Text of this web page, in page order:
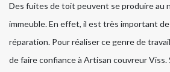
Des fuites de toit peuvent se produire au
immeuble. En effet, il est très important
réparation. Pour réaliser ce genre de
de faire confiance à Artisan couvreur